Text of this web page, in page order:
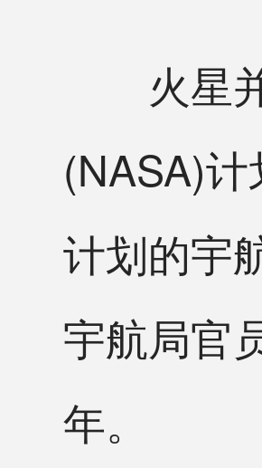
火星并
(NASA)计
计划的宇
宇航局官
年。